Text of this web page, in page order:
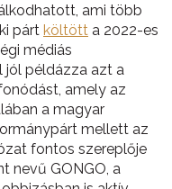
ami több
párt költött a 2022-es
médiás
jól példázza azt a
amely az
a magyar
mellett az
fontos szereplője
nevű GONGO, a